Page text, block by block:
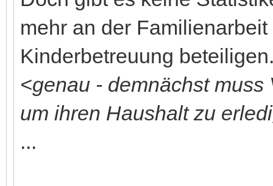
mehr an der
Kinderbetreuung
<genau - demnächst
um ihren Haushalt zu
...